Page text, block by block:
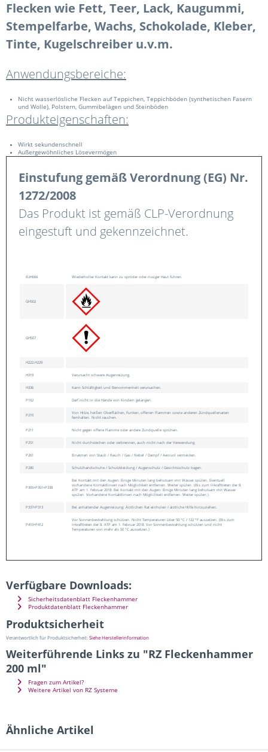
Flecken wie Fett, Teer, Lack, Kaugummi,
Stempelfarbe, Wachs, Schokolade, Kleber,
Tinte, Kugelschreiber u.v.m.
Anwendungsbereiche:
Nicht wasserlösliche Flecken auf Teppichen, Teppichböden (synthetischen Fasern
und Wolle), Polstern, Gummibelägen und Steinböden
Produkteigenschaften:
Wirkt sekundenschnell
Außergewöhnliches Lösevermögen
Einstufung gemäß Verordnung (EG) Nr.
1272/2008
Das Produkt ist gemäß CLP-Verordnung
eingestuft und gekennzeichnet.
EUH066 Wiederholter Kontakt kann zu spröder oder rissiger Haut führen.
GHS02
GHS07
H222-H229
H319 Verursacht schwere Augenreizung.
H336 Kann Schläfrigkeit und Benommenheit verursachen.
P102 Darf nicht in die Hände von Kindern gelangen.
P210
Von Hitze, heißen Oberflächen, Funken, offenen Flammen sowie anderen Zündquellenarten
fernhalten. Nicht rauchen.
P211 Nicht gegen offene Flamme oder andere Zündquelle sprühen.
P251 Nicht durchstechen oder verbrennen, auch nicht nach der Verwendung.
P261 Einatmen von Staub / Rauch / Gas / Nebel / Dampf / Aerosol vermeiden.
P280 Schutzhandschuhe / Schutzkleidung / Augenschutz / Gesichtsschutz tragen.
P305+P351+P338
Bei Kontakt mit den Augen: Einige Minuten lang behutsam mit Wasser spülen. Eventuell
vorhandene Kontaktlinsen nach Möglichkeit entfernen. Weiter spülen. (Bis zum Inkrafttreten der 8.
ATP am 1. Februar 2018: Bei Kontakt mit den Augen: Einige Minuten lang behutsam mit Wasser
spülen. Vorhandene Kontaktlinsen nach Möglichkeit entfernen. Weiter spülen.)
P337+P313 Bei anhaltender Augenreizung: Ärztlichen Rat einholen / ärztliche Hilfe hinzuziehen.
P410+P412
Vor Sonnenbestrahlung schützen. Nicht Temperaturen über 50 °C / 122 °F aussetzen. (Bis zum
Inkrafttreten der 8. ATP am 1. Februar 2018: Vor Sonnenbestrahlung schützen und nicht
Temperaturen von mehr als 50 °C aussetzen.)
Verfügbare Downloads:
Sicherheitsdatenblatt Fleckenhammer
Produktdatenblatt Fleckenhammer
Produktsicherheit
Verantwortlich für Produktsicherheit:Siehe Herstellerinformation
Weiterführende Links zu "RZ Fleckenhammer
200 ml"
Fragen zum Artikel?
Weitere Artikel von RZ Systeme
Ähnliche Artikel